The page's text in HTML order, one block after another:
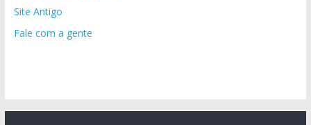
Site Antigo
Fale com a gente